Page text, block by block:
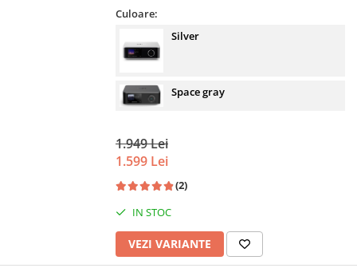
Culoare:
Silver
Space gray
1.949 Lei
1.599 Lei
(2)
IN STOC
VEZI VARIANTE